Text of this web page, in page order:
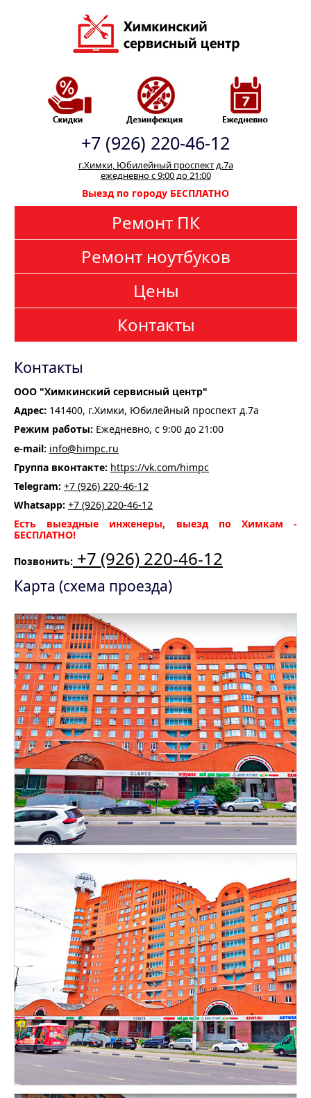
+7 (926) 220-46-12
г.Химки, Юбилейный проспект д.7а
ежедневно с 9:00 до 21:00
Выезд по городу БЕСПЛАТНО
Ремонт ПК
Ремонт ноутбуков
Цены
Контакты
Контакты
ООО "Химкинский сервисный центр"
Адрес: 141400, г.Химки, Юбилейный проспект д.7а
Режим работы: Ежедневно, с 9:00 до 21:00
e-mail: info@himpc.ru
Группа вконтакте: https://vk.com/himpc
Telegram: +7 (926) 220-46-12
Whatsapp: +7 (926) 220-46-12
Есть выездные инженеры, выезд по Химкам -
БЕСПЛАТНО!
Позвонить: +7 (926) 220-46-12
Карта (схема проезда)